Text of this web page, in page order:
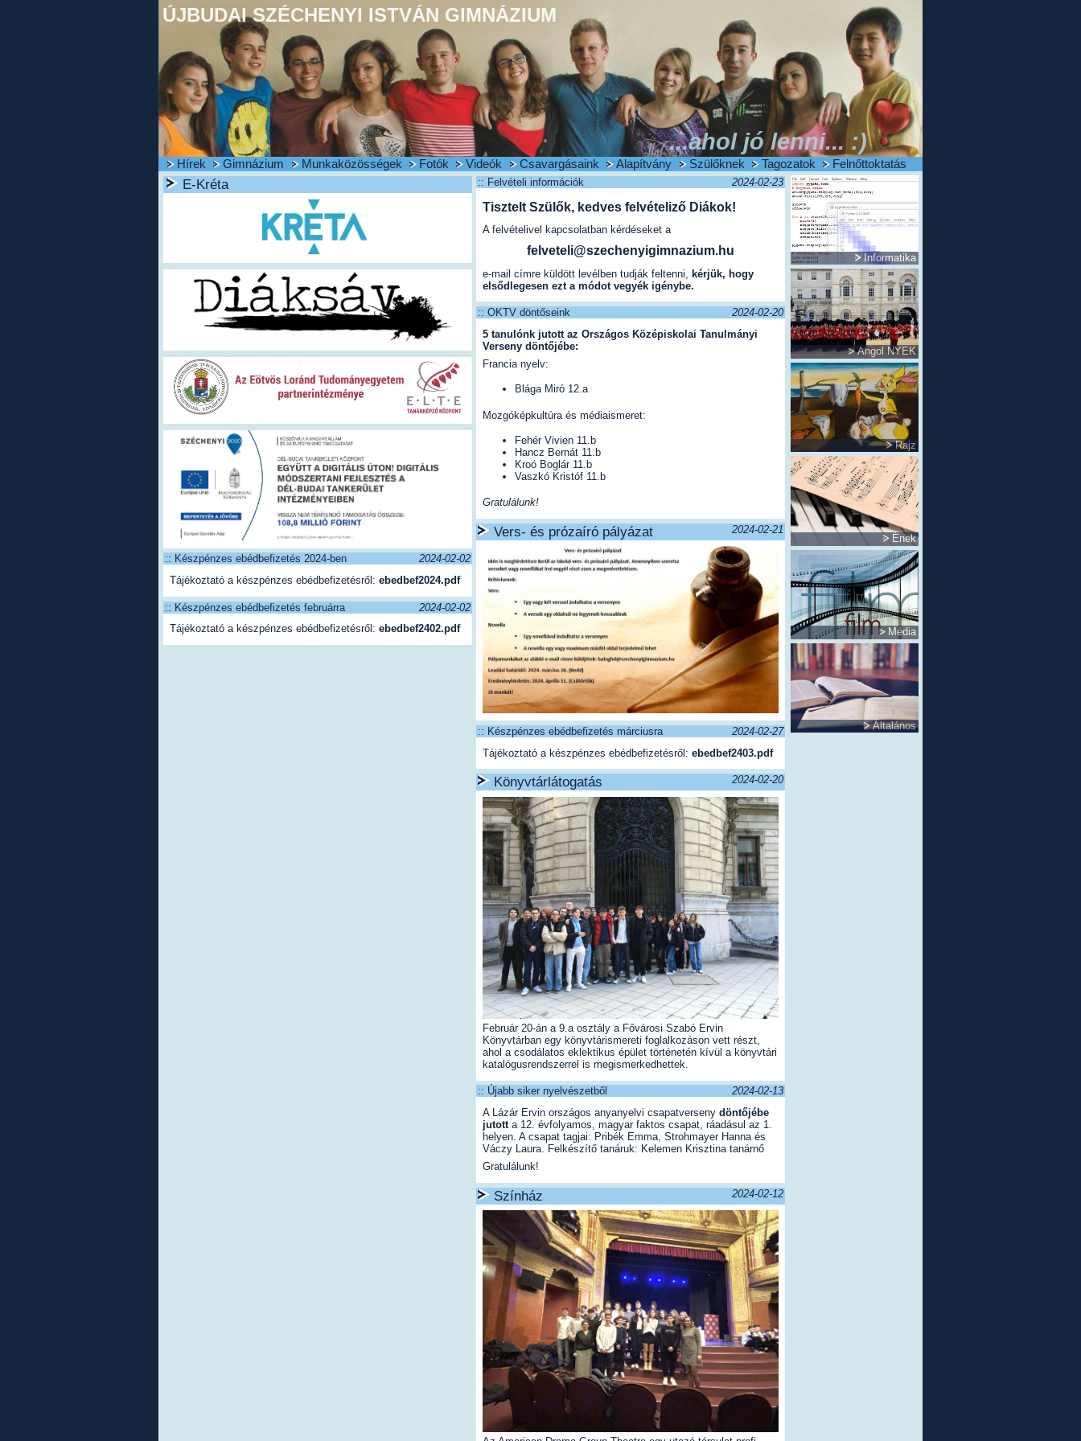
ÚJBUDAI SZÉCHENYI ISTVÁN GIMNÁZIUM
...ahol jó lenni... :)
Hírek Gimnázium Munkaközösségek Fotók Videók Csavargásaink Alapítvány Szülőknek Tagozatok Felnőttoktatás
Informatika
Angol NYEK
Rajz
Ének
Média
Általános
E-Kréta
:: Készpénzes ebédbefizetés 2024-ben
2024-02-02
Tájékoztató a készpénzes ebédbefizetésről: ebedbef2024.pdf
:: Készpénzes ebédbefizetés februárra
2024-02-02
Tájékoztató a készpénzes ebédbefizetésről: ebedbef2402.pdf
:: Felvételi információk 2024-02-23
Tisztelt Szülők, kedves felvételiző Diákok!
A felvételivel kapcsolatban kérdéseket a
felveteli@szechenyigimnazium.hu
e-mail címre küldött levélben tudják feltenni,
kérjük, hogy
elsődlegesen ezt a módot vegyék igénybe.
:: OKTV döntőseink
2024-02-20
5 tanulónk jutott az Országos Középiskolai Tanulmányi
Verseny döntőjébe:
Francia nyelv:
Blága Miró 12.a
Mozgóképkultúra és médiaismeret:
Fehér Vivien 11.b
Hancz Bernát 11.b
Kroó Boglár 11.b
Vaszkó Kristóf 11.b
Gratulálunk!
Vers- és prózaíró pályázat 2024-02-21
:: Készpénzes ebédbefizetés márciusra
2024-02-27
Tájékoztató a készpénzes ebédbefizetésről: ebedbef2403.pdf
Könyvtárlátogatás 2024-02-20
Február 20-án a 9.a osztály a Fővárosi Szabó Ervin
Könyvtárban egy könyvtárismereti foglalkozáson vett részt,
ahol a csodálatos eklektikus épület történetén kívül a könyvtári
katalógusrendszerrel is megismerkedhettek.
:: Újabb siker nyelvészetből
2024-02-13
A Lázár Ervin országos anyanyelvi csapatverseny döntőjébe
jutotta 12. évfolyamos, magyar faktos csapat, ráadásul az 1.
helyen. A csapat tagjai: Pribék Emma, Strohmayer Hanna és
Váczy Laura. Felkészítő tanáruk: Kelemen Krisztina tanárnő
Gratulálunk!
Színház 2024-02-12